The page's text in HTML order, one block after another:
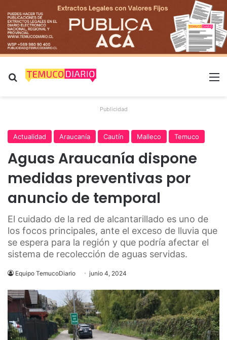
Buscar por
Publicidad
Actualidad Araucanía Cautín Malleco Temuco
Aguas Araucanía dispone
medidas preventivas por
anuncio de temporal
El cuidado de la red de alcantarillado es uno de
los focos principales, ante el exceso de lluvia que
se espera para la región y que podría afectar el
sistema de recolección de aguas servidas.
Equipo TemucoDiario junio 4, 2024